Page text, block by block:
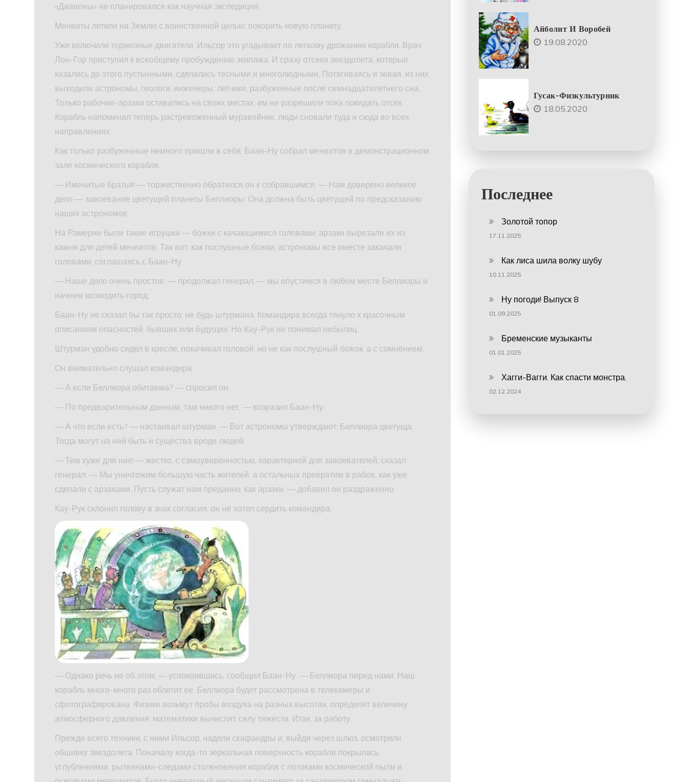
«Диавоны» не планировался как научная экспедиция,
Менвиты летели на Землю с воинственной целью: покорить новую планету.
Уже включили тормозные двигатели, Ильсор это угадывает по легкому дрожанию корабля. Врач
Лон-Гор приступил к всеобщему пробуждению экипажа. И сразу отсеки звездолета, которые
казались до этого пустынными, сделались тесными и многолюдными, Потягиваясь и зевая, из них
выходили астрономы, геологи, инженеры, летчики, разбуженные после семнадцатилетнего сна.
Только рабочие-арзаки оставались на своих местах, им не разрешили пока покидать отсек.
Корабль напоминал теперь растревоженный муравейник, люди сновали туда и сюда во всех
направлениях.
Как только разбуженные немного пришли в себя, Баан-Ну собрал менвитов в демонстрационном
зале космического корабля.
— Именитые братья! — торжественно обратился он к собравшимся. — Нам доверено великое
дело — завоевание цветущей планеты Беллиоры. Она должна быть цветущей по предсказанию
наших астрономов.
На Рамерии были такие игрушки — божки с качающимися головами, арзаки вырезали их из
камня для детей менвитов. Так вот, как послушные божки, астрономы все вместе закачали
головами, соглашаясь с Баан-Ну.
— Наше дело очень простое, — продолжал генерал, — мы опустимся в любом месте Беллиоры и
начнем возводить город.
Баан-Ну не сказал бы так просто, не будь штурмана. Командира всегда тянуло к красочным
описаниям опасностей, бывших или будущих. Но Кау-Рук не понимал небылиц.
Штурман удобно сидел в кресле, покачивал головой, но не как послушный божок, а с сомнением.
Он внимательно слушал командира.
— А если Беллиора обитаема? — спросил он.
— По предварительным данным, там никого нет, — возразил Баан-Ну.
— А что если есть? — настаивал штурман. — Вот астрономы утверждают: Беллиора цветуща.
Тогда могут на ней быть и существа вроде людей.
— Тем хуже для них! — жестко, с самоуверенностью, характерной для завоевателей, сказал
генерал. — Мы уничтожим большую часть жителей, а остальных превратим в рабов, как уже
сделали с арзаками. Пусть служат нам преданно, как арзаки, — добавил он раздраженно.
Кау-Рук склонил голову в знак согласия, он не хотел сердить командира.
— Однако речь не об этом, — успокоившись, сообщил Баан-Ну. — Беллиора перед нами. Наш
корабль много-много раз облетит ее. Беллиора будет рассмотрена в телекамеры и
сфотографирована. Физики возьмут пробы воздуха на разных высотах, определят величину
атмосферного давления, математики вычислят силу тяжести. Итак, за работу.
Прежде всего техники, с ними Ильсор, надели скафандры и, выйдя через шлюз, осмотрели
обшивку звездолета. Поначалу когда-то зеркальная поверхность корабля покрылась
углублениями, рытвинами-следами столкновения корабля с потоками космической пыли и
Айболит И Воробей
19.08.2020
Гусак-Физкультурник
18.05.2020
Последнее
Золотой топор
17.11.2025
Как лиса шила волку шубу
10.11.2025
Ну погоди! Выпуск 8
01.09.2025
Бременские музыканты
01.01.2025
Хагги-Вагги. Как спасти монстра.
02.12.2024